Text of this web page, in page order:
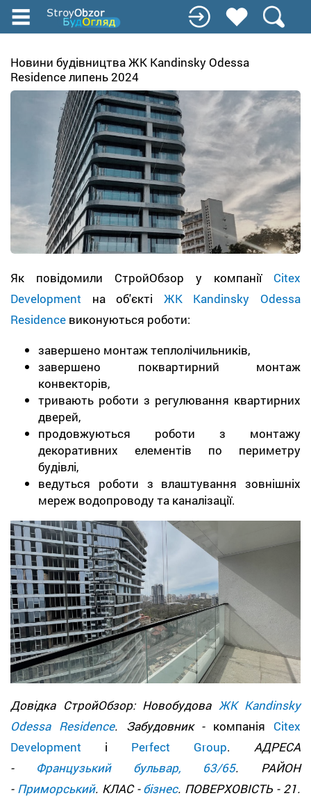
Перейти
до
вмісту
Новини будівництва ЖК Kandinsky Odessa
Residence липень 2024
Як повідомили СтройОбзор у компанії Citex
Development на об'єкті ЖК Kandinsky Odessa
Residence виконуються роботи:
завершено монтаж теплолічильників,
завершено поквартирний монтаж
конвекторів,
тривають роботи з регулювання квартирних
дверей,
продовжуються роботи з монтажу
декоративних елементів по периметру
будівлі,
ведуться роботи з влаштування зовнішніх
мереж водопроводу та каналізації.
Довідка СтройОбзор: Новобудова ЖК Kandinsky
Odessa Residence. Забудовник - компанія Citex
Development і Perfect Group. АДРЕСА
- Французький бульвар, 63/65. РАЙОН
- Приморський. КЛАС -бізнес. ПОВЕРХОВІСТЬ - 21.